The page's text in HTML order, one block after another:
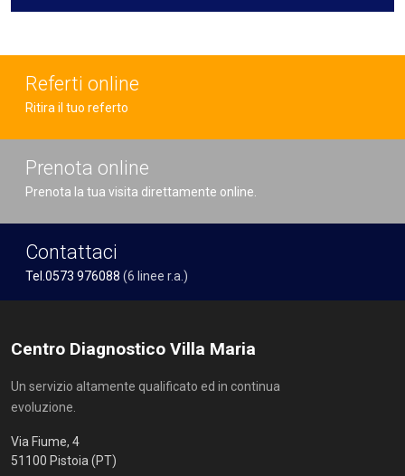
Referti online
Ritira il tuo referto
Prenota online
Prenota la tua visita direttamente online.
Contattaci
Tel.0573 976088 (6 linee r.a.)
Centro Diagnostico Villa Maria
Un servizio altamente qualificato ed in continua
evoluzione.
Via Fiume, 4
51100 Pistoia (PT)